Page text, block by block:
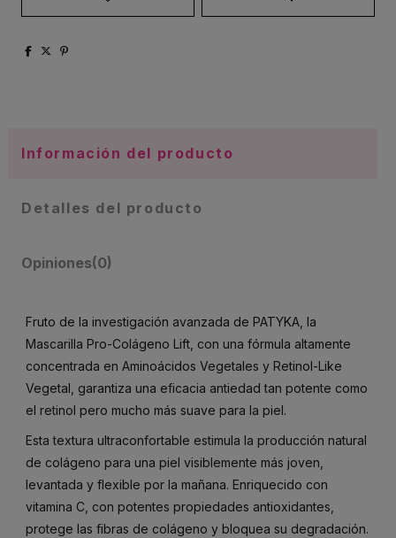
Información del producto
Detalles del producto
Opiniones(0)
Fruto de la investigación avanzada de PATYKA, la
Mascarilla Pro-Colágeno Lift, con una fórmula altamente
concentrada en Aminoácidos Vegetales y Retinol-Like
Vegetal, garantiza una eficacia antiedad tan potente como
el retinol pero mucho más suave para la piel.
Esta textura ultraconfortable estimula la producción natural
de colágeno para una piel visiblemente más joven,
levantada y flexible por la mañana. Enriquecido con
vitamina C, con potentes propiedades antioxidantes,
protege las fibras de colágeno y bloquea su degradación.